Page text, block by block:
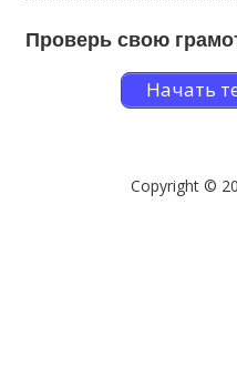
Проверь свою
Начать
Copyright ©